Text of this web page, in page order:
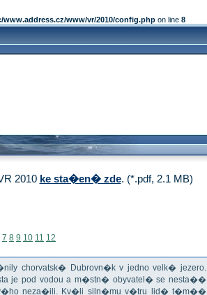
www.address.cz/www/vr/2010/config.php on line 8
2010 ke sta�en� zde. (*.pdf, 2.1 MB)
7 8 9 10 11 12
chorvatsk� Dubrovn�k v jedno velk� jezero.
je pod vodou a m�stn� obyvatel� se nesta��
neza�ili. Kv�li siln�mu v�tru lid� t�m��